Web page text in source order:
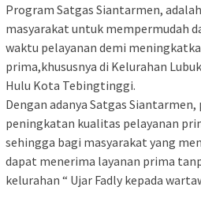
Program Satgas Siantarmen,
masyarakat untuk mempermudah
waktu pelayanan demi
prima,khususnya di Kelurahan
Hulu Kota Tebingtinggi.
Dengan adanya Satgas
peningkatan kualitas pelayanan
sehingga bagi masyarakat yang
dapat menerima layanan prima
kelurahan “ Ujar Fadly kepada